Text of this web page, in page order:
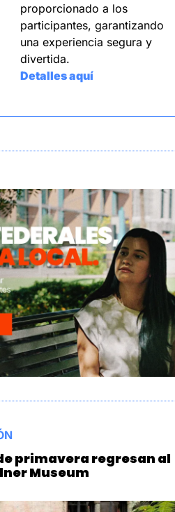
proporcionado a los
participantes, garantizando
una experiencia segura y
divertida.
Detalles aquí
primavera regresan al
Museum